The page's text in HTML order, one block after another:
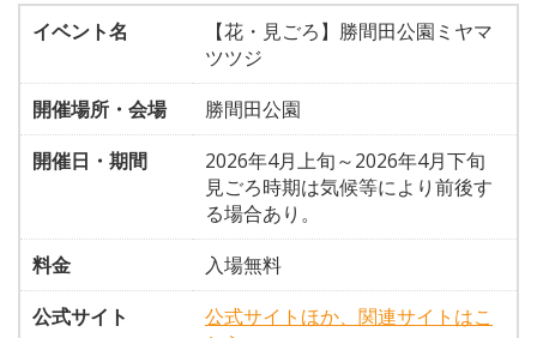
イベント名
【花・見ごろ】勝間田公園ミヤマ
ツツジ
開催場所・会場
勝間田公園
開催日・期間
2026年4月上旬～2026年4月下旬
見ごろ時期は気候等により前後す
る場合あり。
料金
入場無料
公式サイト
公式サイトほか、関連サイトはこ